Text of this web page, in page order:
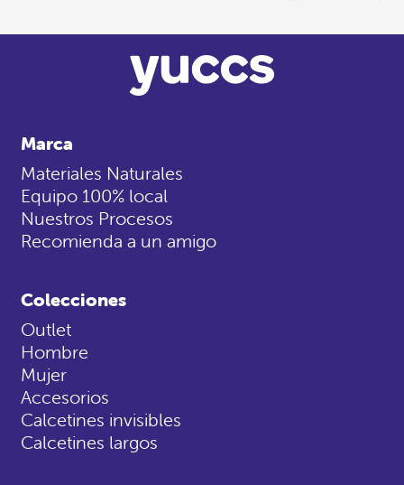
Marca
Materiales Naturales
Equipo 100% local
Nuestros Procesos
Recomienda a un amigo
Colecciones
Outlet
Hombre
Mujer
Accesorios
Calcetines invisibles
Calcetines largos